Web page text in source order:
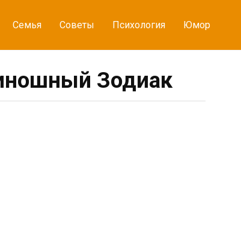
Семья Советы Психология Юмор
Зодиак